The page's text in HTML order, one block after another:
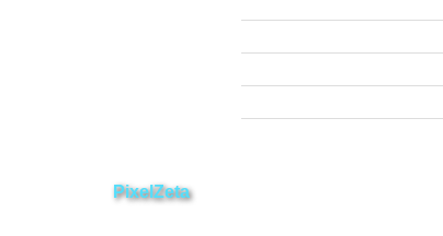
Palanda
Nangaritza
Paquisha
Chinchipe
PixelZeta